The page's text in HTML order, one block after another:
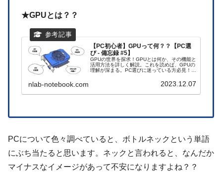
★GPUとは？？
【PC初心者】GPUって何？？【PC選
び - 備忘録 #5】
GPUの世界を探求！GPUとは何か、その機能と
活用方法を詳しく解説。これを読めば、GPUの
理解が深まる。PC選びに迷っている方必見！今
nlab-notebook.com 2023.12.07
PCについて色々調べていると、ボトルネックという単語
にぶち当たると思います。ネックと言われると、なんだか
マイナスなイメージがあって不安になりますよね？？